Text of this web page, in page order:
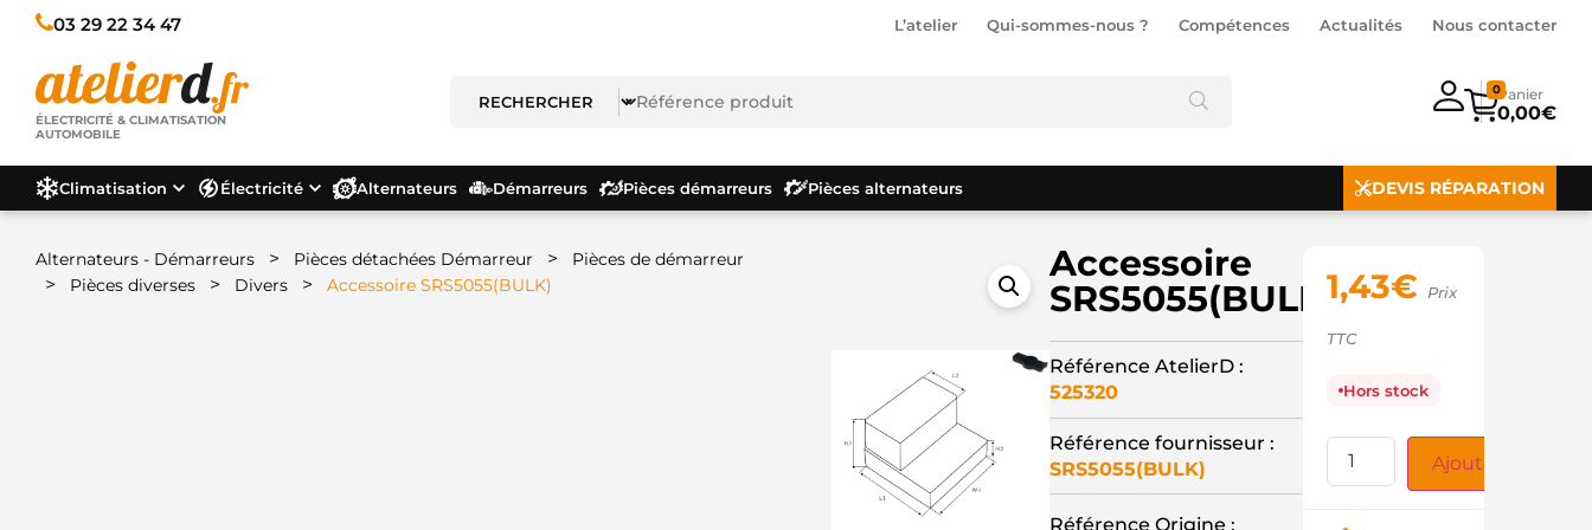
03 29 22 34 47 L’atelier Qui-sommes-nous ? Compétences Actualités Nous contacter
ÉLECTRICITÉ & CLIMATISATION
AUTOMOBILE
0,00€
0
Climatisation Électricité Alternateurs Démarreurs Pièces démarreurs Pièces alternateurs DEVIS RÉPARATION
Alternateurs - Démarreurs > Pièces détachées Démarreur > Pièces de démarreur
> Pièces diverses > Divers > Accessoire SRS5055(BULK)
Accessoire
SRS5055(BULK)
Référence AtelierD :
525320
Référence fournisseur :
SRS5055(BULK)
Référence Origine :
1,43€ Prix
TTC
Hors stock
Ajouter au